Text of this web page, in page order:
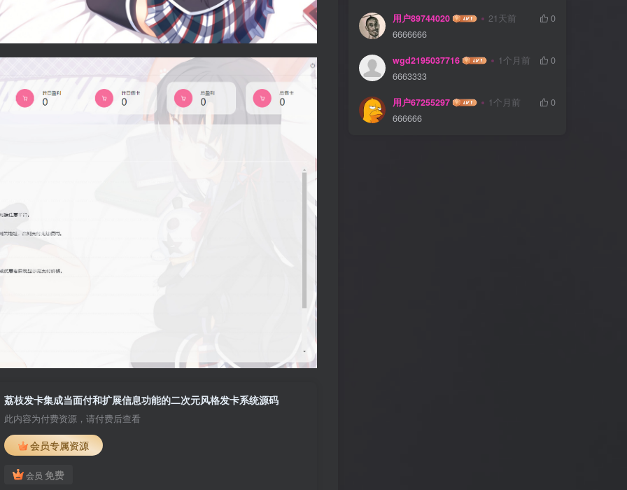
荔枝发卡集成当面付和扩展信息功能的二次元风格发卡系统源码
此内容为付费资源，请付费后查看
会员专属资源
会员 免费
用户89744020 21天前
0
6666666
wgd2195037716 1个月前
0
6663333
用户67255297 1个月前
0
666666